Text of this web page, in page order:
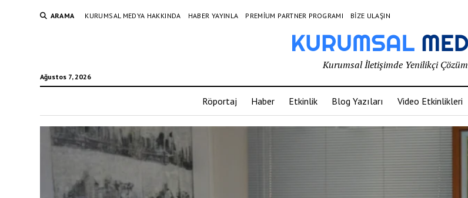
ARAMA KURUMSAL MEDYA HAKKINDA HABER YAYINLA PREMIUM PARTNER PROGRAMI BIZE ULAŞIN
Ağustos 7, 2026
Kurumsal İletişimde Yenilikçi Çözüm
Röportaj Haber Etkinlik Blog Yazıları Video Etkinlikleri